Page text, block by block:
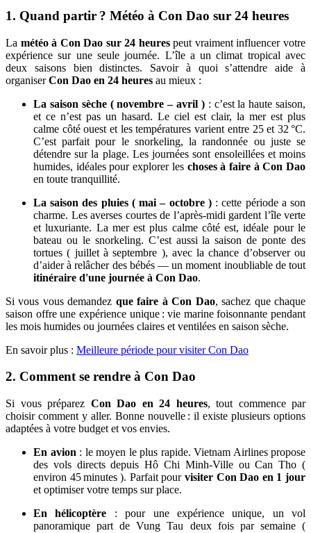
1. Quand partir ? Météo à Con Dao sur 24 heures
La météo à Con Dao sur 24 heurespeut vraiment influencer votre
expérience sur une seule journée. L’île a un climat tropical avec
deux saisons bien distinctes. Savoir à quoi s’attendre aide à
organiserCon Dao en 24 heures au mieux :
La saison sèche ( novembre – avril ): c’est la haute saison,
et ce n’est pas un hasard. Le ciel est clair, la mer est plus
calme côté ouest et les températures varient entre 25 et 32 °C.
C’est parfait pour le snorkeling, la randonnée ou juste se
détendre sur la plage. Les journées sont ensoleillées et moins
humides, idéales pour explorer les choses à faire à Con Dao
en toute tranquillité.
La saison des pluies ( mai – octobre ): cette période a son
charme. Les averses courtes de l’après-midi gardent l’île verte
et luxuriante. La mer est plus calme côté est, idéale pour le
bateau ou le snorkeling. C’est aussi la saison de ponte des
tortues ( juillet à septembre ), avec la chance d’observer ou
d’aider à relâcher des bébés — un moment inoubliable de tout
itinéraire d'une journée à Con Dao.
Si vous vous demandez que faire à Con Dao, sachez que chaque
saison offre une expérience unique : vie marine foisonnante pendant
les mois humides ou journées claires et ventilées en saison sèche.
En savoir plus : Meilleure période pour visiter Con Dao
2. Comment se rendre à Con Dao
Si vous préparez Con Dao en 24 heures, tout commence par
choisir comment y aller. Bonne nouvelle : il existe plusieurs options
adaptées à votre budget et vos envies.
En avion : le moyen le plus rapide. Vietnam Airlines propose
des vols directs depuis Hô Chi Minh-Ville ou Can Tho (
environ 45 minutes ). Parfait pour visiter Con Dao en 1 jour
et optimiser votre temps sur place.
En hélicoptère : pour une expérience unique, un vol
panoramique part de Vung Tau deux fois par semaine (